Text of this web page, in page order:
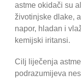
astme okidači su
životinjske dlake,
napor, hladan i
kemijski iritansi.
Cilj liječenja
podrazumijeva